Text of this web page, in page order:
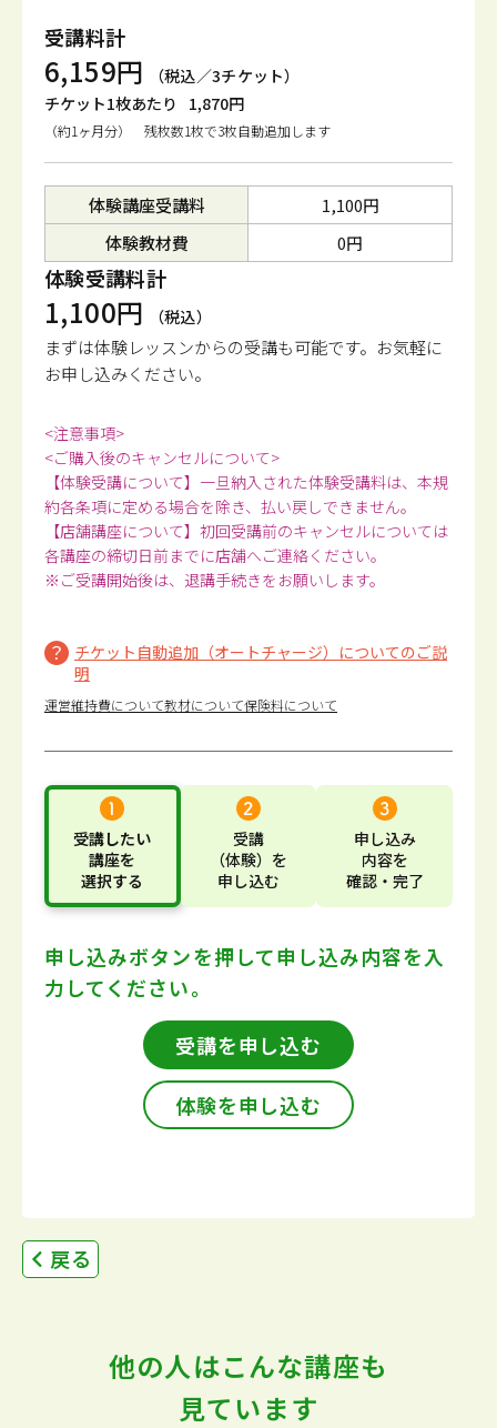
受講料計
6,159円
（税込／3チケット）
チケット1枚あたり
1,870円
（約1ヶ月分） 残枚数1枚で3枚自動追加します
体験講座受講料
1,100円
体験教材費
0円
体験受講料計
1,100円 （税込）
まずは体験レッスンからの受講も可能です。 お気軽に
お申し込みください。
<注意事項>
<ご購入後のキャンセルについて>
【体験受講について】一旦納入された体験受講料は、本規
約各条項に定める場合を除き、払い戻しできません。
【店舗講座について】初回受講前のキャンセルについては
各講座の締切日前までに店舗へご連絡ください。
※ご受講開始後は、退講手続きをお願いします。
チケット自動追加（オートチャージ）についてのご説
明
運営維持費について教材について保険料について
受講したい
講座を
選択する
受講
（体験） を
申し込む
申し込み
内容を
確認・完了
申し込みボタンを押して申し込み内容を入
力してください。
受講を申し込む
体験を申し込む
戻る
他の人はこんな講座も
見ています